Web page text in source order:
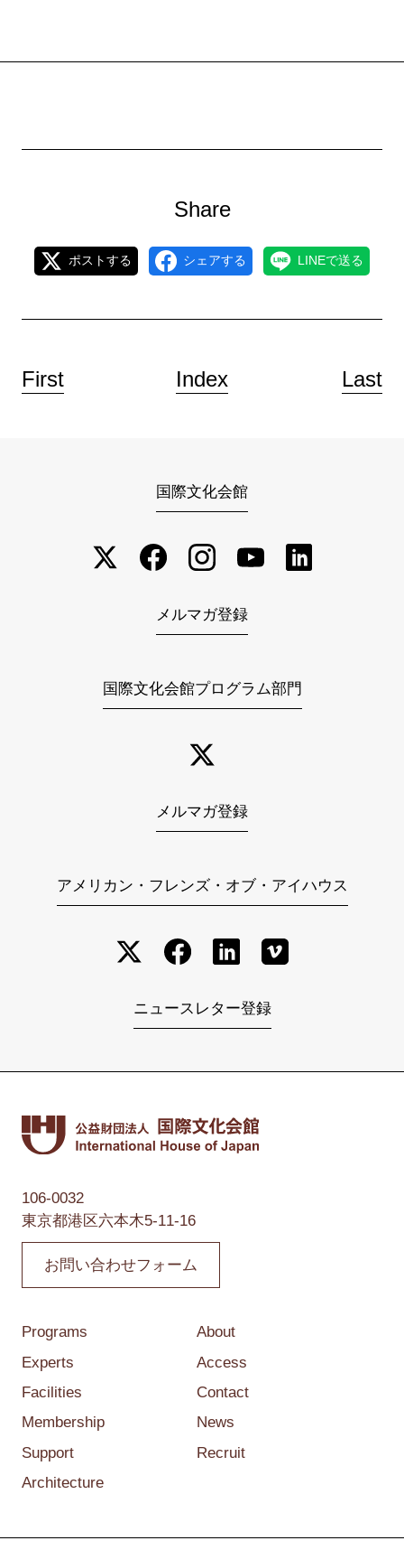
Share
ポストする シェアする LINEで送る
First Index Last
国際文化会館
メルマガ登録
国際文化会館プログラム部門
メルマガ登録
アメリカン・フレンズ・オブ・アイハウス
ニュースレター登録
106-0032
東京都港区六本木5-11-16
お問い合わせフォーム
Programs
Experts
Facilities
Membership
Support
Architecture
About
Access
Contact
News
Recruit